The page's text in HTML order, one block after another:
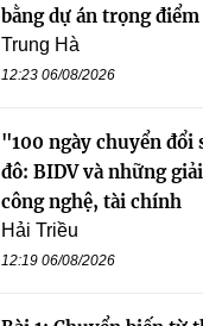
bằng dự án trọng điểm
Trung Hà
12:23 06/08/2026
"100 ngày chuyển đổi
đô: BIDV và những
công nghệ, tài chính
Hải Triều
12:19 06/08/2026